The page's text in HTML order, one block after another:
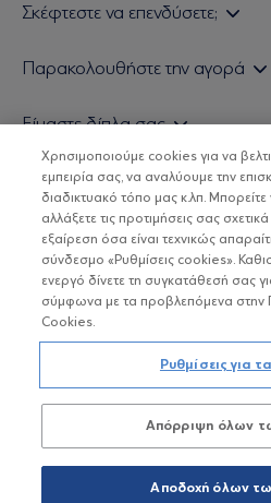
Σκέφτεστε να επενδύσετε;
Τιμολογιακή Πολιτική
Δείτε τις πολιτικές μας
Βασικές Γνώσεις
Παρακολουθήστε την αγορά
Τα νέα μας
Χρήσιμοι σύνδεσμοι
Είμαστε δίπλα σας
H Eurobank Asset Management
Επενδυτική φιλοσοφία ESG
Πιστοποιημένα στελέχη και
Αποστολή Βιογραφικών
ΟΙ ΟΣΕΚΑ ΔΕΝ ΕΧΟΥΝ
ΠΡΟΗΓΟΥΜΕΝΕΣ ΑΠΟΔΟΣΕΙΣ
Copyright ©
Προστασία
Όροι
Πολιτική
Χρησιμοποιούμε cookies για να
εμπειρία σας, να αναλύουμε την
διαδικτυακό τόπο μας κ.λπ. Μπορείτε
αλλάξετε τις προτιμήσεις σας
εξαίρεση όσα είναι τεχνικώς
σύνδεσμο «Ρυθμίσεις cookies».
ενεργό δίνετε τη συγκατάθεσή σας
σύμφωνα με τα προβλεπόμενα στην
Cookies.
Ρυθμίσεις για
Απόρριψη όλων
Αποδοχή όλων